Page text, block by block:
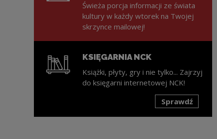
Świeża porcja informacji ze świata
kultury w każdy wtorek na Twojej
skrzynce mailowej!
KSIĘGARNIA NCK
Książki, płyty, gry i nie tylko... Zajrzyj
do księgarni internetowej NCK!
Sprawdź